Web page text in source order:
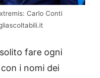
Carlo Conti
fare ogni
i nomi dei